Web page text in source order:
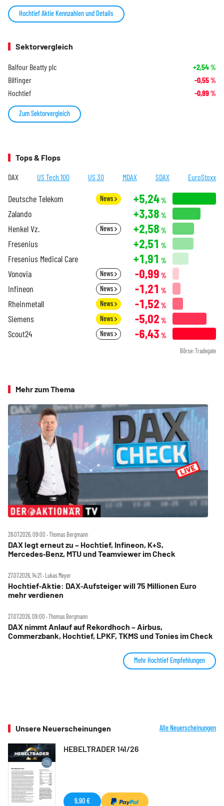
Hochtief Aktie Kennzahlen und Details
Sektorvergleich
Balfour Beatty plc +2,54%
Bilfinger -0,55%
Hochtief -0,89%
Zum Sektorvergleich
Tops & Flops
DAX US Tech 100 US 30 MDAX SDAX EuroStoxx
Deutsche Telekom News +5,24%
Zalando +3,38 %
Henkel Vz. News +2,58 %
Fresenius +2,51 %
Fresenius Medical Care +1,91 %
Vonovia News -0,99 %
Infineon News -1,21 %
Rheinmetall News -1,52 %
Siemens News -5,02 %
Scout24 News -6,43 %
Börse: Tradegate
Mehr zum Thema
28.07.2026, 09:00 ‧ Thomas Bergmann
DAX legt erneut zu – Hochtief, Infineon, K+S,
Mercedes‑Benz, MTU und Teamviewer im Check
27.07.2026, 14:21 ‧ Lukas Meyer
Hochtief‑Aktie: DAX‑Aufsteiger will 75 Millionen Euro
mehr verdienen
27.07.2026, 09:00 ‧ Thomas Bergmann
DAX nimmt Anlauf auf Rekordhoch – Airbus,
Commerzbank, Hochtief, LPKF, TKMS und Tonies im Check
Mehr Hochtief Empfehlungen
Unsere Neuerscheinungen Alle Neuerscheinungen
HEBELTRADER 141/26
9,90 €